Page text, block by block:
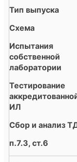
Тип выпуска
Схема
Испытания
собственной
лаборатории
Тестирование
ИЛ
Сбор и анализ
п.7.3, ст.6